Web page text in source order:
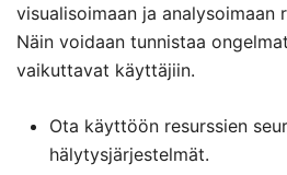
visualisoimaan ja analysoimaan
Näin voidaan tunnistaa
vaikuttavat käyttäjiin.
Ota käyttöön resurssien
hälytysjärjestelmät.